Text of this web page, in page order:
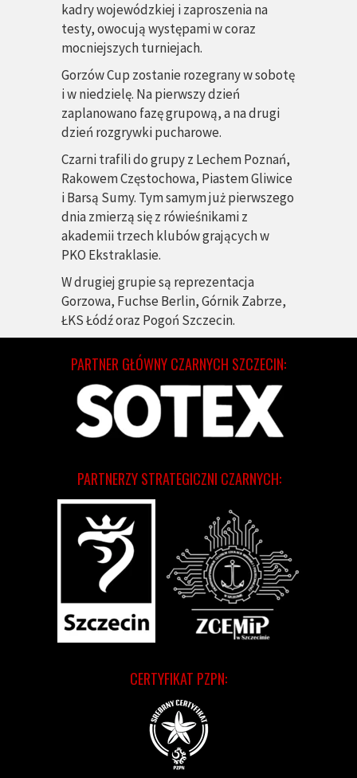
kadry wojewódzkiej i zaproszenia na
testy, owocują występami w coraz
mocniejszych turniejach.
Gorzów Cup zostanie rozegrany w sobotę
i w niedzielę. Na pierwszy dzień
zaplanowano fazę grupową, a na drugi
dzień rozgrywki pucharowe.
Czarni trafili do grupy z Lechem Poznań,
Rakowem Częstochowa, Piastem Gliwice
i Barsą Sumy. Tym samym już pierwszego
dnia zmierzą się z rówieśnikami z
akademii trzech klubów grających w
PKO Ekstraklasie.
W drugiej grupie są reprezentacja
Gorzowa, Fuchse Berlin, Górnik Zabrze,
ŁKS Łódź oraz Pogoń Szczecin.
CERTYFIKAT PZPN:
PARTNERZY STRATEGICZNI CZARNYCH:
PARTNER GŁÓWNY CZARNYCH SZCZECIN: